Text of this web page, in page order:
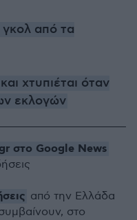
από τα
χτυπιέται όταν
εκλογών
στο Google News
από την Ελλάδα
στο